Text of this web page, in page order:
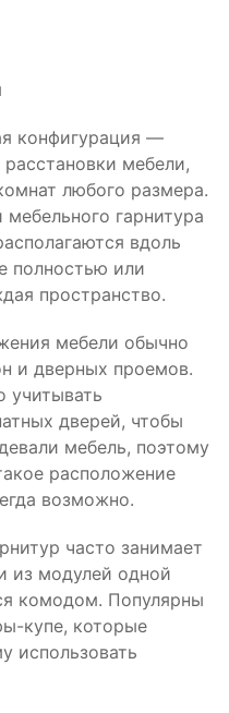
конфигурация —
мебели,
любого размера.
гарнитура
вдоль
полностью или
пространство.
мебели обычно
и дверных проемов.
учитывать
дверей, чтобы
мебель, поэтому
расположение
возможно.
часто занимает
из модулей одной
комодом. Популярны
купе, которые
использовать